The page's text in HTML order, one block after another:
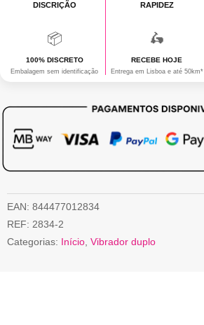
DISCRIÇÃO
📦
100% DISCRETO
Embalagem sem identificação
RAPIDEZ
🛵
RECEBE HOJE
Entrega em Lisboa e até 50km*
EAN: 844477012834
REF: 2834-2
Categorias: Início Vibrador duplo